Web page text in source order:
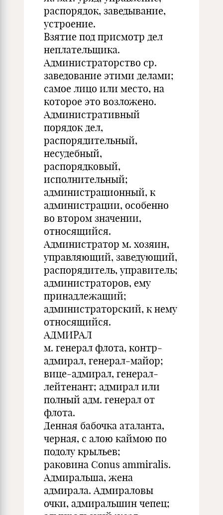
распорядок, заведывание,
устроение.
Взятие под присмотр дел
неплательщика.
Администраторство ср.
заведование этими делами;
самое лицо или место, на
которое это возложено.
Административный
порядок дел,
распорядительный,
несудебный,
распорядковый,
исполнительный;
администрационный, к
администрации, особенно
во втором значении,
относящийся.
Администратор м. хозяин,
управляющий, заведующий,
распорядитель, управитель;
администраторов, ему
принадлежащий;
администраторский, к нему
относящийся.
АДМИРАЛ
м. генерал флота, контр-
адмирал, генерал-майор;
вице-адмирал, генерал-
лейтенант; адмирал или
полный адм. генерал от
флота.
Денная бабочка аталанта,
черная, с алою каймою по
подолу крыльев;
раковина Conus ammiralis.
Адмиральша, жена
адмирала. Адмираловы
очки, адмиральшин чепец;